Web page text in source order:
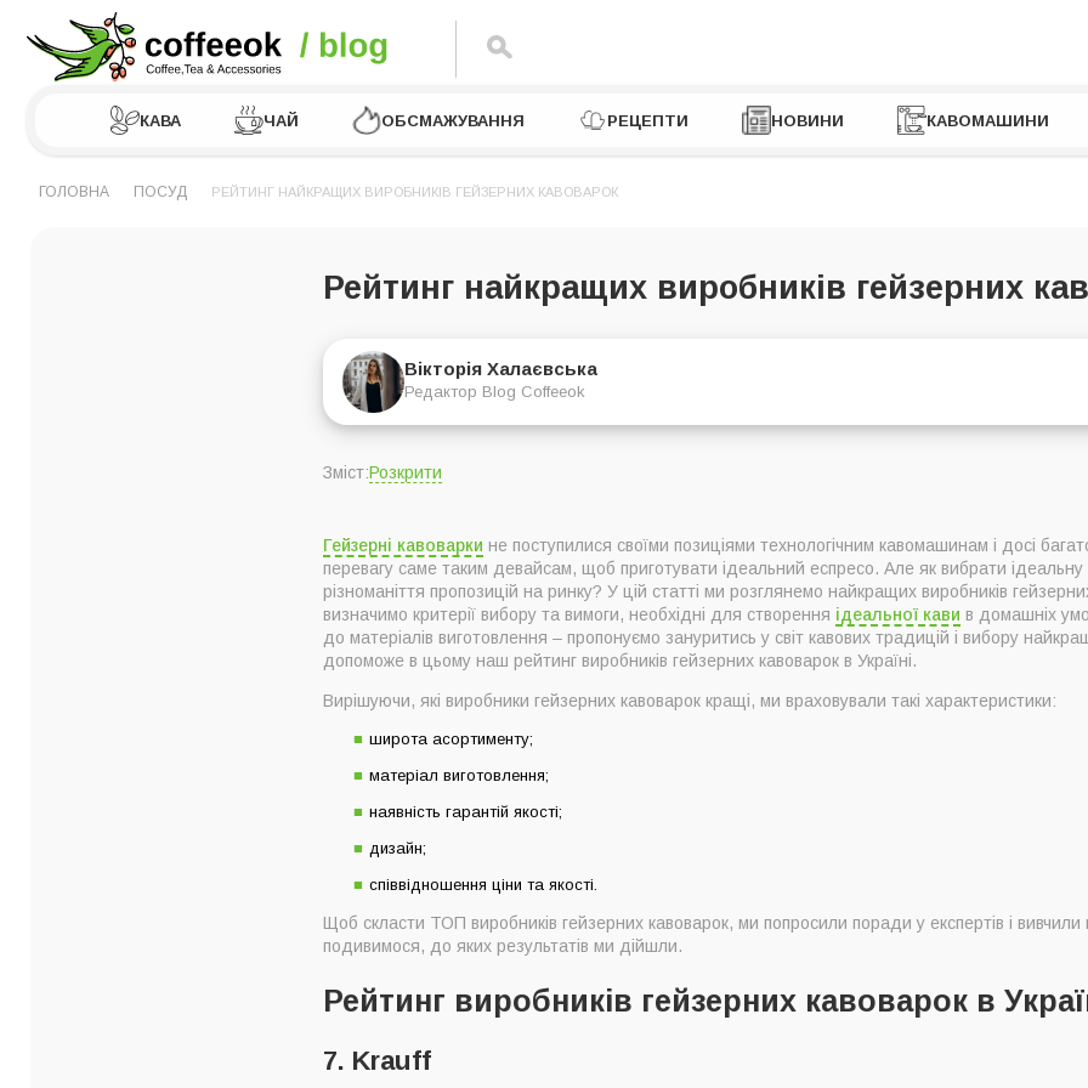
КАВА ЧАЙ ОБСМАЖУВАННЯ РЕЦЕПТИ НОВИНИ КАВОМАШИНИ
ГОЛОВНА ПОСУД РЕЙТИНГ НАЙКРАЩИХ ВИРОБНИКІВ ГЕЙЗЕРНИХ КАВОВАРОК
Рейтинг найкращих виробників гейзерних
Вікторія Халаєвська
Редактор Blog Coffeeok
Зміст:Розкрити
7. Krauff
6. Edenberg
5. Ardesto
4. E&B LAB
3. Con Brio
Якому виробникові гейзерних кавоварок віддати перевагу?
Як правильно вибрати виробника гейзерних кавоварок
Головні критерії вибору хорошого виробника гейзерних кавоварок
Гейзерні кавоварки не поступилися своїми позиціями технологічним кавомашинам і досі
перевагу саме таким девайсам, щоб приготувати ідеальний еспресо. Але як вибрати ідеальну
різноманіття пропозицій на ринку? У цій статті ми розглянемо найкращих виробників
визначимо критерії вибору та вимоги, необхідні для створення ідеальної кави в домашніх
до матеріалів виготовлення – пропонуємо зануритись у світ кавових традицій і вибору
допоможе в цьому наш рейтинг виробників гейзерних кавоварок в Україні.
Вирішуючи, які виробники гейзерних кавоварок кращі, ми враховували такі характеристики:
широта асортименту;
матеріал виготовлення;
наявність гарантій якості;
дизайн;
співвідношення ціни та якості.
Щоб скласти ТОП виробників гейзерних кавоварок, ми попросили поради у експертів і вивчили
подивимося, до яких результатів ми дійшли.
Рейтинг виробників гейзерних кавоварок в
7. Krauff